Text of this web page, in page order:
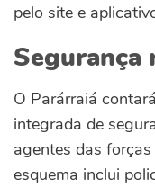
pelo site e
Segurança
O Parárraiá
integrada de
agentes das
esquema inclui